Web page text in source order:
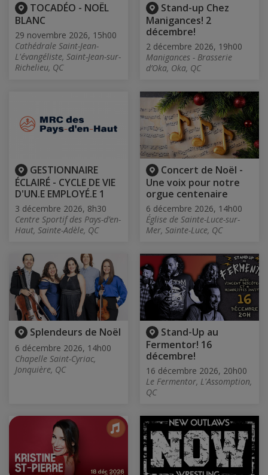
TOCADÉO - NOËL
BLANC
29 novembre 2026, 15h00
Cathédrale Saint-Jean-
L'évangéliste, Saint-Jean-sur-
Richelieu, QC
Stand-up Chez
Manigances! 2
décembre!
2 décembre 2026, 19h00
Manigances - Brasserie
d’Oka, Oka, QC
GESTIONNAIRE
ÉCLAIRÉ - CYCLE DE VIE
D'UN.E EMPLOYÉ.E 1
3 décembre 2026, 8h30
Centre Sportif des Pays-d’en-
Haut, Sainte-Adèle, QC
Concert de Noël -
Une voix pour notre
orgue centenaire
6 décembre 2026, 14h00
Église de Sainte-Luce-sur-
Mer, Sainte-Luce, QC
Splendeurs de Noël
6 décembre 2026, 14h00
Chapelle Saint-Cyriac,
Jonquière, QC
Stand-Up au
Fermentor! 16
décembre!
16 décembre 2026, 20h00
Le Fermentor, L'Assomption,
QC